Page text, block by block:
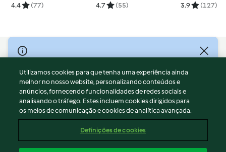
4.4 (77) 4.7 (55) 3.9 (127)
© Copyright 2026
Termos de Utilização
Aviso sobre Proteção de Dados
Aviso
Apoio legal
Conteúdo do relatório
Utilizamos cookies para que tenha uma experiência ainda
melhor no nosso website, personalizando conteúdos e
anúncios, fornecendo funcionalidades de redes sociais e
analisando o tráfego. Estes incluem cookies dirigidos para
os meios de comunicação e cookies de analítica avançada.
Definições de cookies